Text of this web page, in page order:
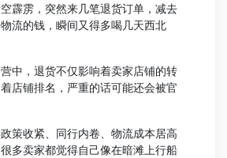
霹雳，突然来几笔退货订单，减去
流的钱，瞬间又得多喝几天西北
，退货不仅影响着卖家店铺的转
店铺排名，严重的话可能还会被官
收紧、同行内卷、物流成本居高
多卖家都觉得自己像在暗滩上行船